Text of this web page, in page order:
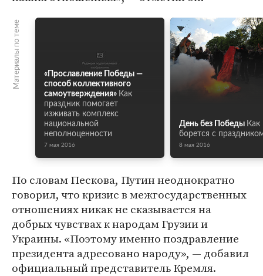
Материалы по теме
«Прославление Победы —
способ коллективного
самоутверждения» Как
праздник помогает
изживать комплекс
национальной
неполноценности
7 мая 2016
День без Победы Как
борется с
8 мая 2016
По словам Пескова, Путин неоднократно
говорил, что кризис в межгосударственных
отношениях никак не сказывается на
добрых чувствах к народам Грузии и
Украины. «Поэтому именно поздравление
президента адресовано народу», — добавил
официальный представитель Кремля.